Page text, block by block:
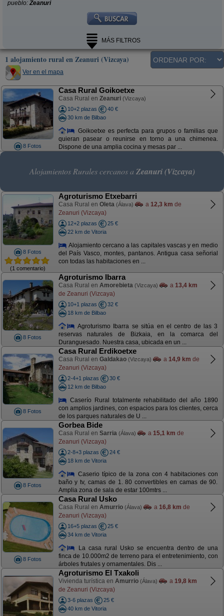
pueblo:Zeanuri
MÁS FILTROS
1 alojamiento rural en Zeanuri (Vizcaya)
Ver en el mapa
8 Fotos
Casa Rural Goikoetxe
Casa Rural en Zeanuri (Vizcaya)
10+2 plazas
40 €
30 km de Bilbao
Goikoetxe es perfecta para grupos o familias que
quieran pasear o reunirse en torno a una chimenea.
Dispone de una amplia cocina y mesas par ...
Alojamientos Rurales cercanos a Zeanuri (Vizcaya)
8 Fotos
(1 comentario)
Agroturismo Etxebarri
Casa Rural en Oleta (Álava) a 12,3 km de
Zeanuri (Vizcaya)
12+2 plazas
25 €
22 km de Vitoria
Alojamiento cercano a las capitales vascas y en medio
del País Vasco, montes, pantanos. Antigua casa señorial
con todas las habitaciones en ...
8 Fotos
Agroturismo Ibarra
Casa Rural en Amorebieta (Vizcaya) a 13,4 km
de Zeanuri (Vizcaya)
10+1 plazas
32 €
18 km de Bilbao
Agroturismo Ibarra se sitúa en el centro de las 3
reservas naturales de Bizkaia, en la comarca del
Duranguesado. Nuestra casa, ubicada en un ...
8 Fotos
Casa Rural Erdikoetxe
Casa Rural en Galdakao (Vizcaya) a 14,9 km de
Zeanuri (Vizcaya)
2-4+1 plazas
30 €
12 km de Bilbao
Caserío Rural totalmente rehabilitado del año 1890
con amplios jardines, con espacios para los clientes, cerca
de los parques naturales de U ...
8 Fotos
Gorbea Bide
Casa Rural en Sarria (Álava) a 15,1 km de
Zeanuri (Vizcaya)
2-8+3 plazas
24 €
18 km de Vitoria
Caserio típico de la zona con 4 habitaciones con
baño y tv, camas de 1. 80 convertibles en camas de 90.
Amplia zona de sala de estar 100mtrs ...
8 Fotos
Casa Rural Usko
Casa Rural en Amurrio (Álava) a 16,8 km de
Zeanuri (Vizcaya)
16+5 plazas
25 €
34 km de Vitoria
La casa rural Usko se encuentra dentro de una
finca de 10.000m2 de terreno para el entretenimiento, con
árboles frutales y ornamentales. Dis ...
Agroturismo El Txakoli
Vivienda turística en Amurrio (Álava) a 19,8 km
de Zeanuri (Vizcaya)
3-6 plazas
25 €
40 km de Vitoria